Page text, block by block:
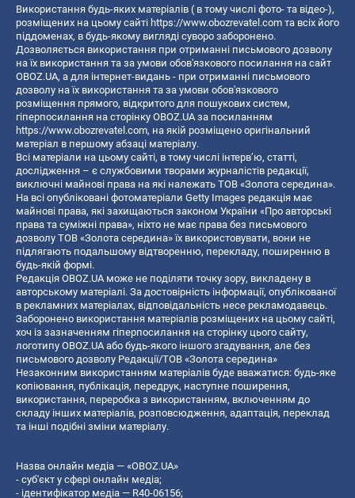
Використання будь-яких матеріалів ( в тому числі фото- та відео-),
розміщених на цьому сайті https://www.obozrevatel.com та всіх його
піддоменах, в будь-якому вигляді суворо заборонено.
Дозволяється використання при отриманні письмового дозволу
на їх використання та за умови обов'язкового посилання на сайт
OBOZ.UA, а для інтернет-видань - при отриманні письмового
дозволу на їх використання та за умови обов'язкового
розміщення прямого, відкритого для пошукових систем,
гіперпосилання на сторінку OBOZ.UA за посиланням
https://www.obozrevatel.com, на якій розміщено оригінальний
матеріал в першому абзаці матеріалу.
Всі матеріали на цьому сайті, в тому числі інтерв’ю, статті,
дослідження – є службовими творами журналістів редакції,
виключні майнові права на які належать ТОВ «Золота середина».
На всі опубліковані фотоматеріали Getty Images редакція має
майнові права, які захищаються законом України «Про авторські
права та суміжні права», ніхто не має права без письмового
дозволу ТОВ «Золота середина» їх використовувати, вони не
підлягають подальшому відтворенню, перекладу, поширенню в
будь-якій формі.
Редакція OBOZ.UA може не поділяти точку зору, викладену в
авторському матеріалі. За достовірність інформації, опублікованої
в рекламних матеріалах, відповідальність несе рекламодавець.
Заборонено використання матеріалів розміщених на цьому сайті,
хоч із зазначенням гіперпосилання на сторінку цього сайту,
логотипу OBOZ.UA або будь-якого іншого згадування, але без
письмового дозволу Редакції/ТОВ «Золота середина»
Незаконним використанням матеріалів буде вважатися: будь-яке
копiювання, публiкацiя, передрук, наступне поширення,
використання, переробка з використанням, включенням до
складу інших матеріалів, розповсюдження, адаптація, переклад
та інші подібні зміни матеріалу.
Назва онлайн медіа — «OBOZ.UA»
- суб'єкт у сфері онлайн медіа;
- ідентифікатор медіа — R40-06156;